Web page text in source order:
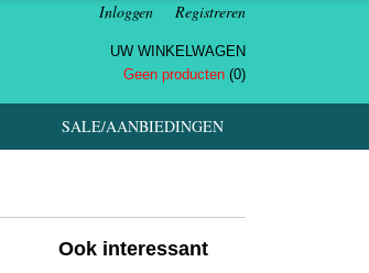
Inloggen Registreren
UW WINKELWAGEN
Geen producten (0)
SALE/AANBIEDINGEN
Ook interessant